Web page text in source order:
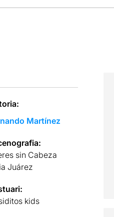
Martínez
sin Cabeza
Juárez
kids